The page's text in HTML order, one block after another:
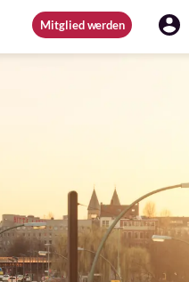
Mitglied werden